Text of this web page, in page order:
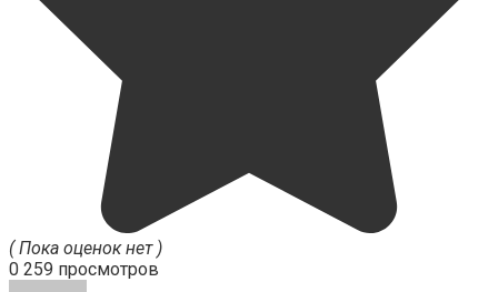
( Пока оценок нет )
0 259 просмотров